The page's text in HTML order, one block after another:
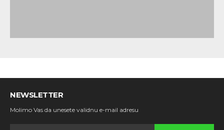
NEWSLETTER
Molimo Vas da unesete validnu e-mail adresu